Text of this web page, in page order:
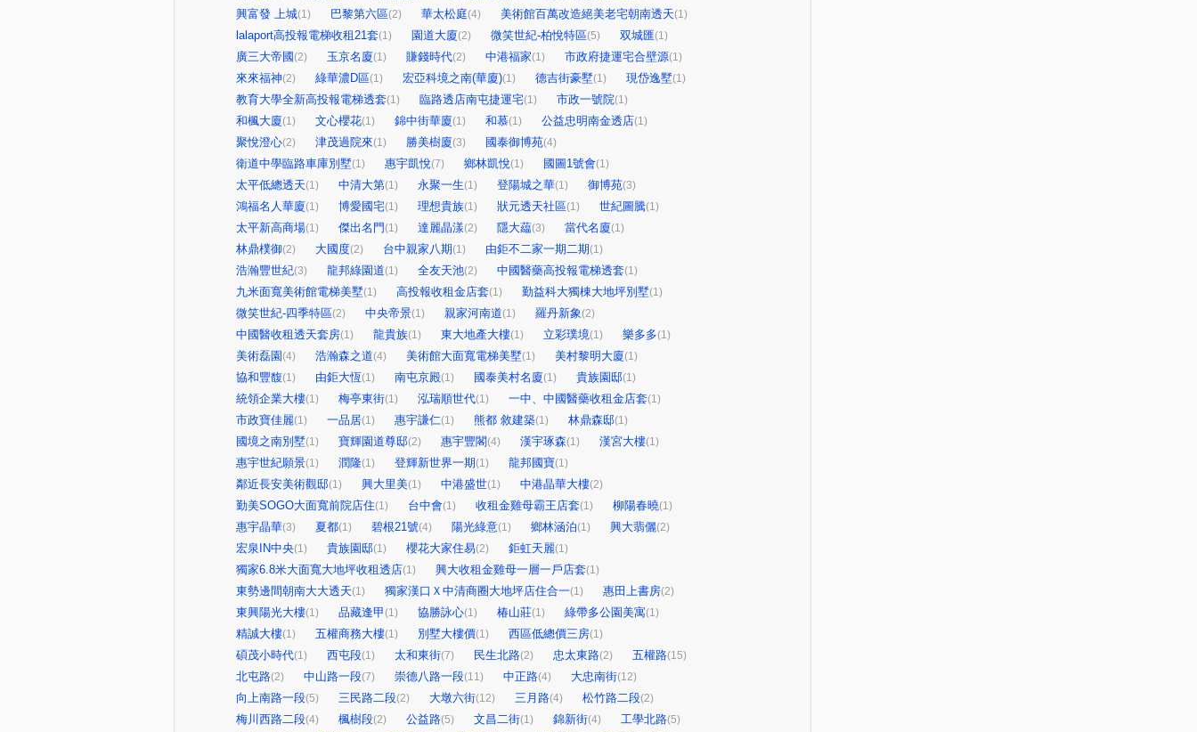
興富發 上城(1) 巴黎第六區(2) 華太松庭(4) 美術館百萬改造絕美老宅朝南透天(1)
lalaport高投報電梯收租21套(1) 園道大廈(2) 微笑世紀-柏悅特區(5) 双城匯(1)
廣三大帝國 (2) 玉京名廈(1) 賺錢時代(2) 中港福家(1) 市政府捷運宅合壁源(1)
來來福神(2) 綠華濃D區(1) 宏亞科境之南(華廈)(1) 德吉街豪墅(1) 現岱逸墅(1)
教育大學全新高投報電梯透套(1) 臨路透店南屯捷運宅(1) 市政一號院(1)
和楓大廈(1) 文心櫻花(1) 錦中街華廈(1) 和慕(1) 公益忠明南金透店(1)
聚悅澄心(2) 津茂過院來(1) 勝美樹廈(3) 國泰御博苑(4)
衛道中學臨路車庫別墅(1) 惠宇凱悅(7) 鄉林凱悅(1) 國圖1號會(1)
太平低總透天(1) 中清大第(1) 永聚一生(1) 登陽城之華(1) 御博苑(3)
鴻福名人華廈(1) 博愛國宅(1) 理想貴族(1) 狀元透天社區(1) 世紀圖騰(1)
太平新高商場(1) 傑出名門 (1) 達麗晶漾(2) 隱大藴(3) 當代名廈(1)
林鼎樸御(2) 大國度(2) 台中親家八期(1) 由鉅不二家一期二期(1)
浩瀚豐世紀(3) 龍邦綠園道(1) 全友天池(2) 中國醫藥高投報電梯透套(1)
九米面寬美術館電梯美墅(1) 高投報收租金店套(1) 勤益科大獨棟大地坪別墅(1)
微笑世紀-四季特區(2) 中央帝景(1) 親家河南道(1) 羅丹新象(2)
中國醫收租透天套房(1) 龍貴族(1) 東大地產大樓(1) 立彩璞境(1) 樂多多(1)
美術磊園 (4) 浩瀚森之道(4) 美術館大面寬電梯美墅(1) 美村黎明大廈(1)
協和豐馥(1) 由鉅大恆(1) 南屯京殿(1) 國泰美村名廈(1) 貴族園邸(1)
統領企業大樓(1) 梅亭東街(1) 泓瑞順世代(1) 一中、中國醫藥收租金店套(1)
市政寶佳麗(1) 一品居(1) 惠宇謙仁(1) 熊都 敘建築(1) 林鼎森邸(1)
國境之南別墅(1) 寶輝園道尊邸(2) 惠宇豐閣(4) 漢宇琢森(1) 漢宮大樓(1)
惠宇世紀願景(1) 潤隆(1) 登輝新世界一期(1) 龍邦國寶(1)
鄰近長安美術觀邸(1) 興大里美(1) 中港盛世(1) 中港晶華大樓(2)
勤美SOGO大面寬前院店住(1) 台中會(1) 收租金雞母霸王店套(1) 柳陽春曉(1)
惠宇晶華(3) 夏都(1) 碧根21號(4) 陽光綠意(1) 鄉林涵泊(1) 興大翡儷(2)
宏泉IN中央(1) 貴族園邸(1) 櫻花大家住易(2) 鉅虹天麗(1)
獨家6.8米大面寬大地坪收租透店(1) 興大收租金雞母一層一戶店套(1)
東勢邊間朝南大大透天(1) 獨家漢口Ｘ中清商圈大地坪店住合一(1) 惠田上書房(2)
東興陽光大樓(1) 品藏逢甲 (1) 協勝詠心(1) 椿山莊(1) 綠帶多公園美寓(1)
精誠大樓(1) 五權商務大樓(1) 別墅大樓價(1) 西區低總價三房(1)
碩茂小時代(1) 西屯段(1) 太和東街(7) 民生北路(2) 忠太東路(2) 五權路(15)
北屯路(2) 中山路一段(7) 崇德八路一段(11) 中正路(4) 大忠南街(12)
向上南路一段(5) 三民路二段(2) 大墩六街(12) 三月路(4) 松竹路二段(2)
梅川西路二段(4) 楓樹段(2) 公益路(5) 文昌二街(1) 錦新街(4) 工學北路(5)